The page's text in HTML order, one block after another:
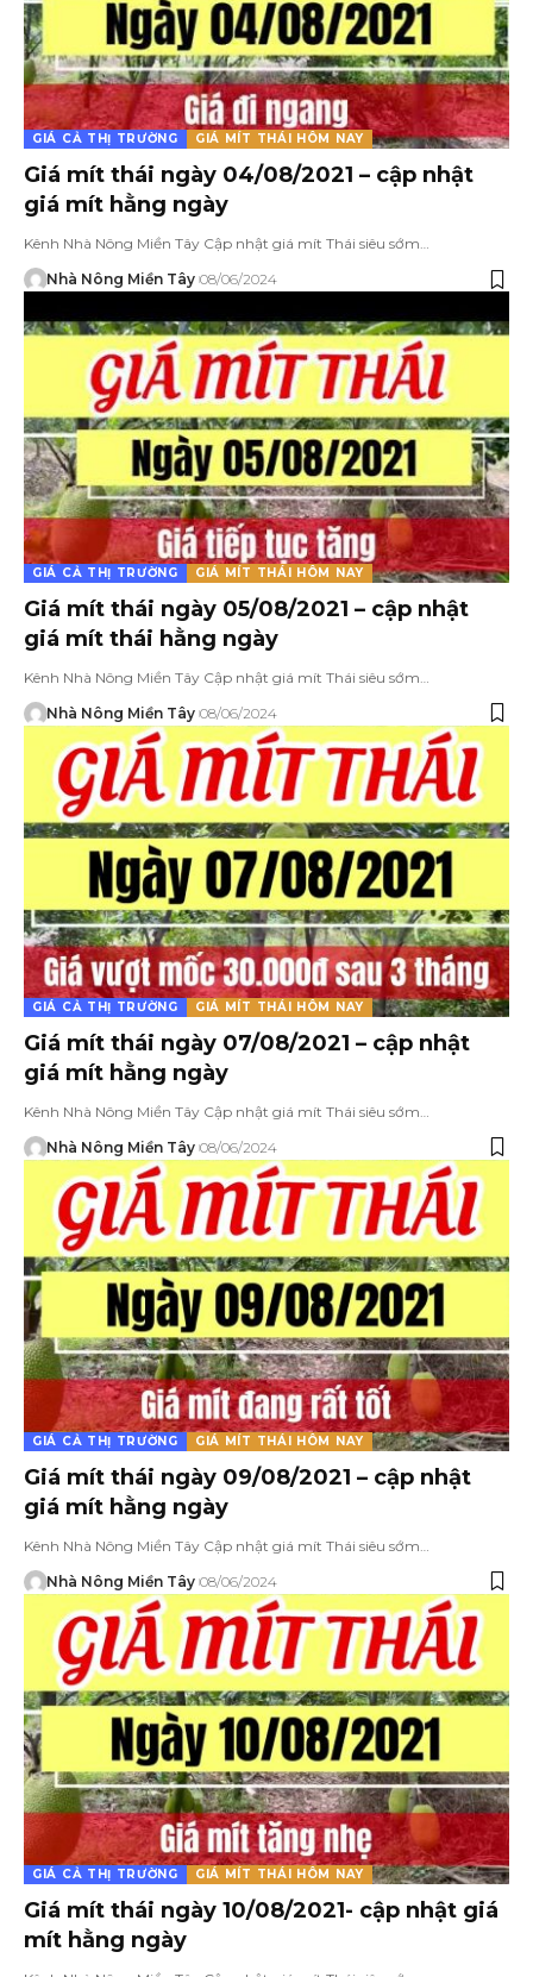
GIÁ CẢ THỊ TRƯỜNG GIÁ MÍT THÁI HÔM NAY
Giá mít thái ngày 04/08/2021 – cập nhật
giá mít hằng ngày
Kênh Nhà Nông Miền Tây Cập nhật giá mít Thái siêu sớm…
Nhà Nông Miền Tây 08/06/2024
GIÁ CẢ THỊ TRƯỜNG GIÁ MÍT THÁI HÔM NAY
Giá mít thái ngày 05/08/2021 – cập nhật
giá mít thái hằng ngày
Kênh Nhà Nông Miền Tây Cập nhật giá mít Thái siêu sớm…
Nhà Nông Miền Tây 08/06/2024
GIÁ CẢ THỊ TRƯỜNG GIÁ MÍT THÁI HÔM NAY
Giá mít thái ngày 07/08/2021 – cập nhật
giá mít hằng ngày
Kênh Nhà Nông Miền Tây Cập nhật giá mít Thái siêu sớm…
Nhà Nông Miền Tây 08/06/2024
GIÁ CẢ THỊ TRƯỜNG GIÁ MÍT THÁI HÔM NAY
Giá mít thái ngày 09/08/2021 – cập nhật
giá mít hằng ngày
Kênh Nhà Nông Miền Tây Cập nhật giá mít Thái siêu sớm…
Nhà Nông Miền Tây 08/06/2024
GIÁ CẢ THỊ TRƯỜNG GIÁ MÍT THÁI HÔM NAY
Giá mít thái ngày 10/08/2021- cập nhật giá
mít hằng ngày